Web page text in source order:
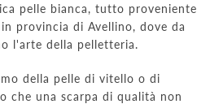
pelle bianca, tutto proveniente
provincia di Avellino, dove da
l'arte della pelletteria.
della pelle di vitello o di
che una scarpa di qualità non